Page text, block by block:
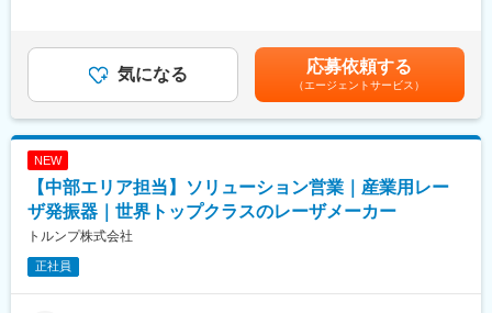
具体的には、、データ収集アーキテクチャ（Node-RED）の設
計、コンテナを活用したエッジソリューション（Docker、
Kubernetes on Edge）の開発を行っていただきます。
- PLC・産業用PCとクラウド/エッジシステムの連携検証
（2）ソリューション実装・最適化サポート
- OT×ITシステム/付随するサービスを顧客現場へ実装
- OTデバイスのクラウド連携機能・IIoT対応強化
(月額)は固定手当を含めた表記です。
気になる 応募依頼する
（エージェントサービス）
NEW
【中部エリア担当】ソリューション営業｜産業用レー
ザ発振器｜世界トップクラスのレーザメーカー
トルンプ株式会社
正社員